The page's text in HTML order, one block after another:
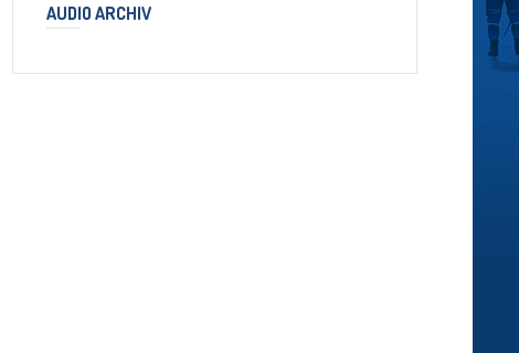
AUDIO ARCHIV